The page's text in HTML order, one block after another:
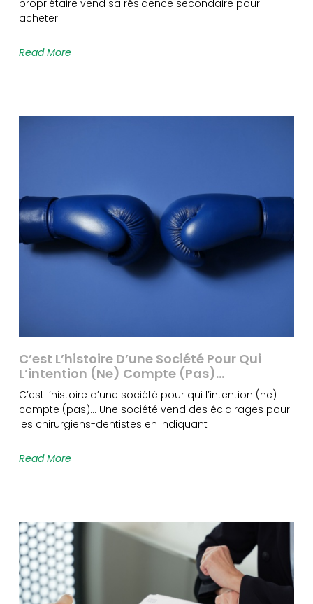
propriétaire vend sa résidence secondaire pour
acheter
Read More
C’est L’histoire D’une Société Pour Qui
L’intention (ne) Compte (pas)…
C’est l’histoire d’une société pour qui l’intention (ne)
compte (pas)… Une société vend des éclairages pour
les chirurgiens-dentistes en indiquant
Read More